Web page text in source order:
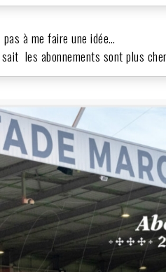
pas à me faire une idée…
sait les abonnements sont plus